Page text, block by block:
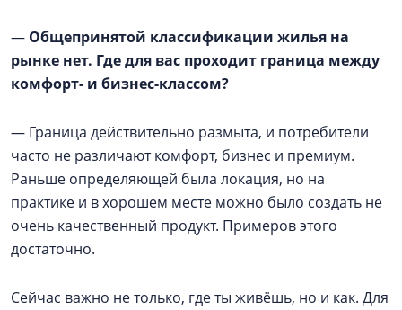
— Общепринятой классификации жилья на
рынке нет. Где для вас проходит граница между
комфорт- и бизнес-классом?
— Граница действительно размыта, и потребители
часто не различают комфорт, бизнес и премиум.
Раньше определяющей была локация, но на
практике и в хорошем месте можно было создать не
очень качественный продукт. Примеров этого
достаточно.
Сейчас важно не только, где ты живёшь, но и как. Для